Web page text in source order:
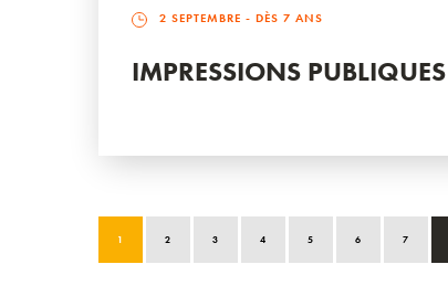
2 SEPTEMBRE - DÈS 7 ANS
IMPRESSIONS PUBLIQUES
1 2 3 4 5 6 7